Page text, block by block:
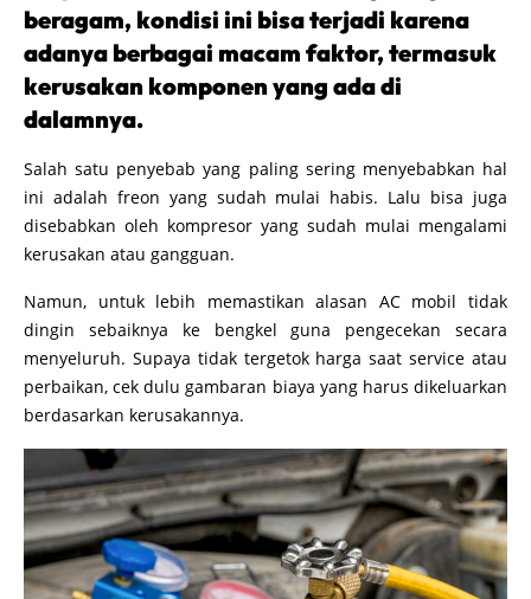
beragam, kondisi ini bisa terjadi karena
adanya berbagai macam faktor, termasuk
kerusakan komponen yang ada di
dalamnya.
Salah satu penyebab yang paling sering menyebabkan hal
ini adalah freon yang sudah mulai habis. Lalu bisa juga
disebabkan oleh kompresor yang sudah mulai mengalami
kerusakan atau gangguan.
Namun, untuk lebih memastikan alasan AC mobil tidak
dingin sebaiknya ke bengkel guna pengecekan secara
menyeluruh. Supaya tidak tergetok harga saat service atau
perbaikan, cek dulu gambaran biaya yang harus dikeluarkan
berdasarkan kerusakannya.